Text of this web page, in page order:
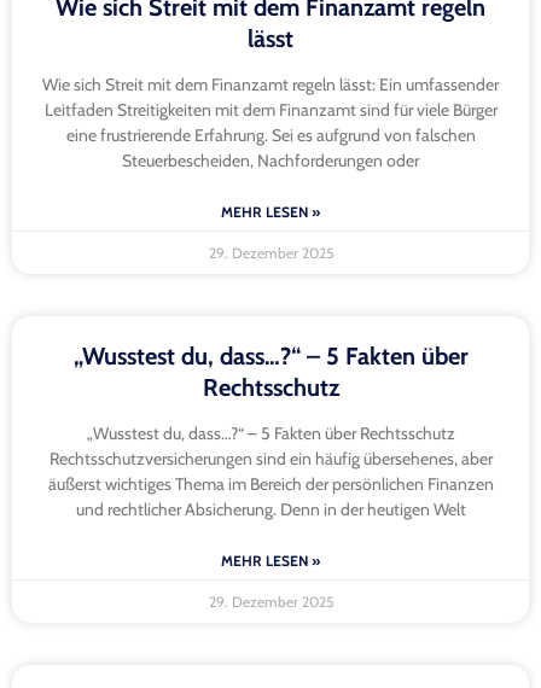
Wie sich Streit mit dem Finanzamt regeln
lässt
Wie sich Streit mit dem Finanzamt regeln lässt: Ein umfassender
Leitfaden Streitigkeiten mit dem Finanzamt sind für viele Bürger
eine frustrierende Erfahrung. Sei es aufgrund von falschen
Steuerbescheiden, Nachforderungen oder
MEHR LESEN »
29. Dezember 2025
„Wusstest du, dass…?“ – 5 Fakten über
Rechtsschutz
„Wusstest du, dass…?“ – 5 Fakten über Rechtsschutz
Rechtsschutzversicherungen sind ein häufig übersehenes, aber
äußerst wichtiges Thema im Bereich der persönlichen Finanzen
und rechtlicher Absicherung. Denn in der heutigen Welt
MEHR LESEN »
29. Dezember 2025